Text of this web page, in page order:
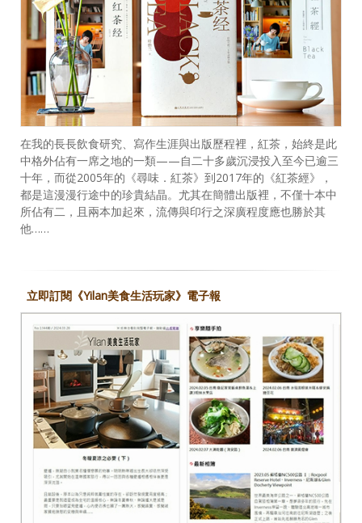
在我的長長飲食研究、寫作生涯與出版歷程裡，紅茶，始終是此
中格外佔有一席之地的一類——自二十多歲沉浸投入至今已逾三
十年，而從2005年的《尋味．紅茶》到2017年的《紅茶經》，
都是這漫漫行途中的珍貴結晶。尤其在簡體出版裡，不僅十本中
所佔有二，且兩本加起來，流傳與印行之深廣程度應也勝於其
他……
立即訂閱《Yilan美食生活玩家》電子報